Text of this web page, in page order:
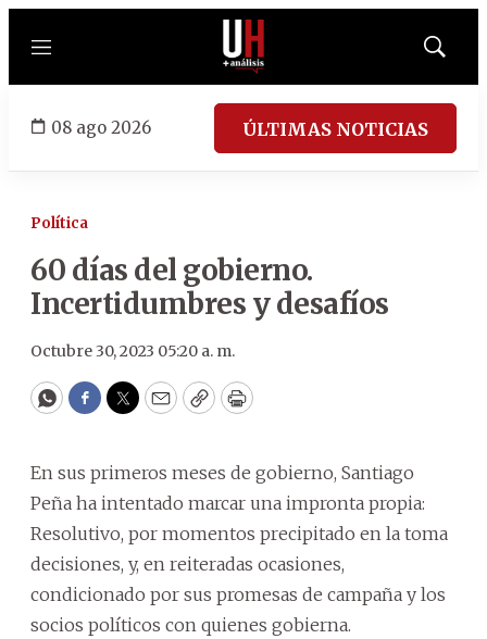
Menú
Mostrar
08 ago 2026 ÚLTIMAS NOTICIAS
Política
60 días del gobierno.
Incertidumbres y desafíos
Octubre 30, 2023 05:20 a. m.
WhatsApp
Facebook
Twitter
EmailCopyPrint
En sus primeros meses de gobierno, Santiago
Peña ha intentado marcar una impronta propia:
Resolutivo, por momentos precipitado en la toma
decisiones, y, en reiteradas ocasiones,
condicionado por sus promesas de campaña y los
socios políticos con quienes gobierna.